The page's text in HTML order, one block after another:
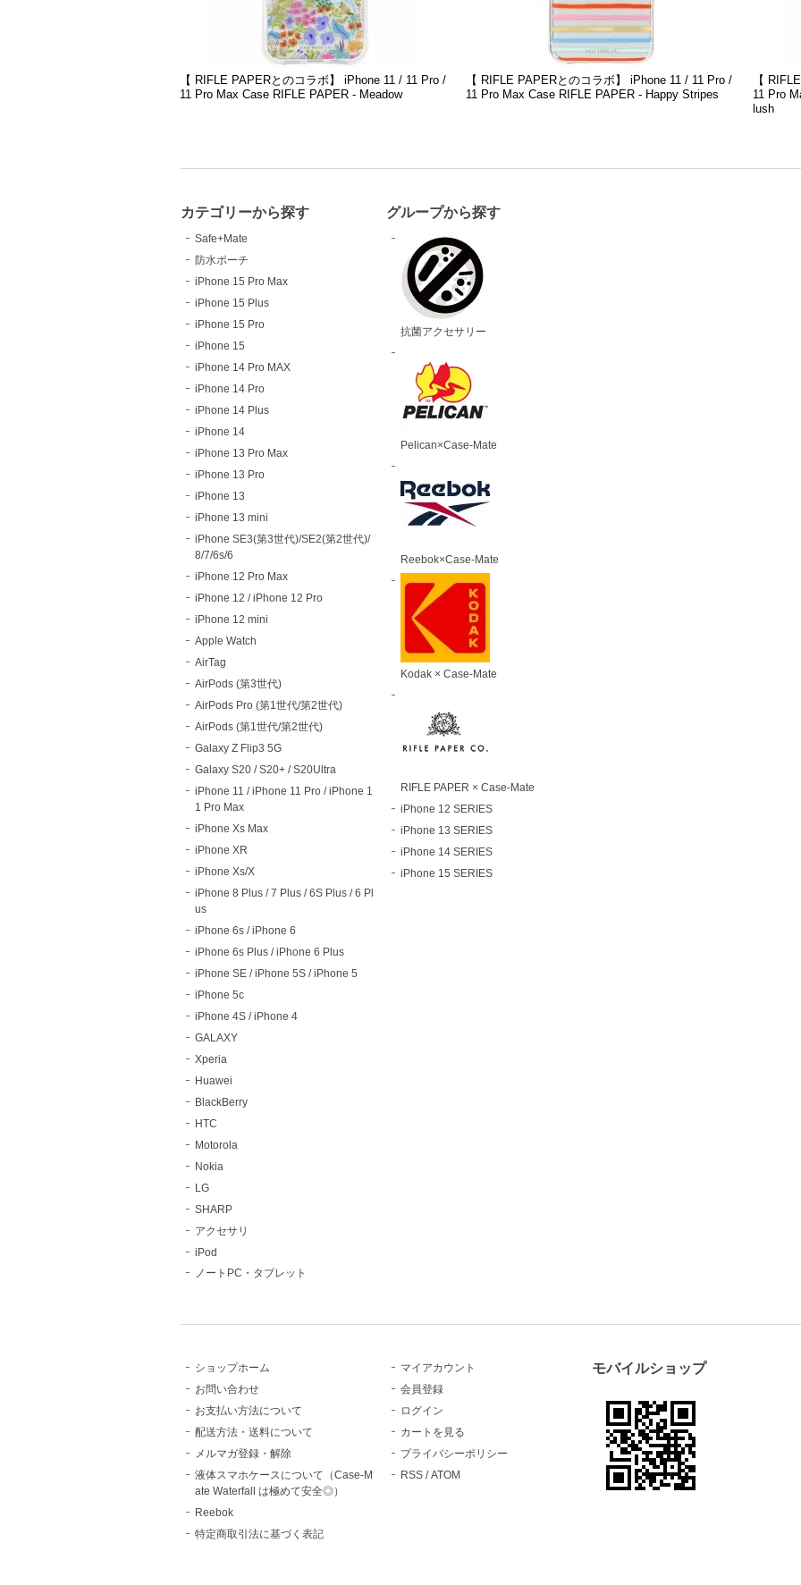
【 RIFLE PAPERとのコラボ】 iPhone 11 / 11 Pro /
11 Pro Max Case RIFLE PAPER - Meadow
【 RIFLE PAPERとのコラボ】 iPhone 11 / 11 Pro /
11 Pro Max Case RIFLE PAPER - Happy Stripes
【
11 Pro
lush
カテゴリーから探す
Safe+Mate
防水ポーチ
iPhone 15 Pro Max
iPhone 15 Plus
iPhone 15 Pro
iPhone 15
iPhone 14 Pro MAX
iPhone 14 Pro
iPhone 14 Plus
iPhone 14
iPhone 13 Pro Max
iPhone 13 Pro
iPhone 13
iPhone 13 mini
iPhone SE3(第3世代)/SE2(第2世代)/
8/7/6s/6
iPhone 12 Pro Max
iPhone 12 / iPhone 12 Pro
iPhone 12 mini
Apple Watch
AirTag
AirPods (第3世代)
AirPods Pro (第1世代/第2世代)
AirPods (第1世代/第2世代)
Galaxy Z Flip3 5G
Galaxy S20 / S20+ / S20Ultra
iPhone 11 / iPhone 11 Pro / iPhone 1
1 Pro Max
iPhone Xs Max
iPhone XR
iPhone Xs/X
iPhone 8 Plus / 7 Plus / 6S Plus / 6 Pl
us
iPhone 6s / iPhone 6
iPhone 6s Plus / iPhone 6 Plus
iPhone SE / iPhone 5S / iPhone 5
iPhone 5c
iPhone 4S / iPhone 4
GALAXY
Xperia
Huawei
BlackBerry
HTC
Motorola
Nokia
LG
SHARP
アクセサリ
iPod
ノートPC・タブレット
グループから探す
抗菌アクセサリー
Pelican×Case-Mate
Reebok×Case-Mate
Kodak × Case-Mate
RIFLE PAPER × Case-Mate
iPhone 12 SERIES
iPhone 13 SERIES
iPhone 14 SERIES
iPhone 15 SERIES
ショップホーム
お問い合わせ
お支払い方法について
配送方法・送料について
メルマガ登録・解除
液体スマホケースについて（Case-M
ate Waterfall は極めて安全◎）
Reebok
特定商取引法に基づく表記
マイアカウント
会員登録
ログイン
カートを見る
プライバシーポリシー
RSS /ATOM
モバイルショップ